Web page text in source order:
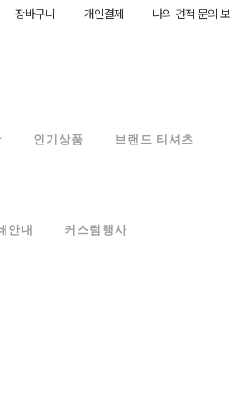
장바구니 개인결제 나의 견적 문의 보
인기상품 브랜드 티셔츠
안내 커스텀행사